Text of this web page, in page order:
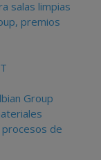
salas limpias
premios
Group
de